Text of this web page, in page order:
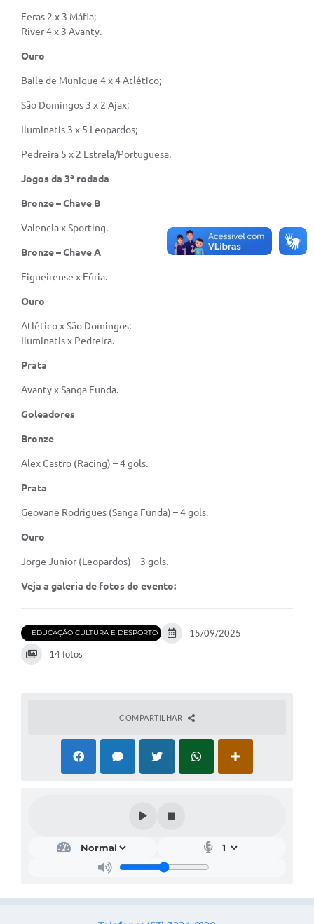
Editais
Links
R.H
Telefones Úteis
SIC
Feras 2 x 3 Máfia;
River 4 x 3 Avanty.
Ouro
Baile de Munique 4 x 4 Atlético;
São Domingos 3 x 2 Ajax;
Iluminatis 3 x 5 Leopardos;
Pedreira 5 x 2 Estrela/Portuguesa.
Jogos da 3ª rodada
Bronze – Chave B
Valencia x Sporting.
Bronze – Chave A
Figueirense x Fúria.
Ouro
Atlético x São Domingos;
Iluminatis x Pedreira.
Prata
Avanty x Sanga Funda.
Goleadores
Bronze
Alex Castro (Racing) – 4 gols.
Prata
Geovane Rodrigues (Sanga Funda) – 4 gols.
Ouro
Jorge Junior (Leopardos) – 3 gols.
Veja a galeria de fotos do evento:
EDUCAÇÃO CULTURA E DESPORTO
15/09/2025
14 fotos
COMPARTILHAR